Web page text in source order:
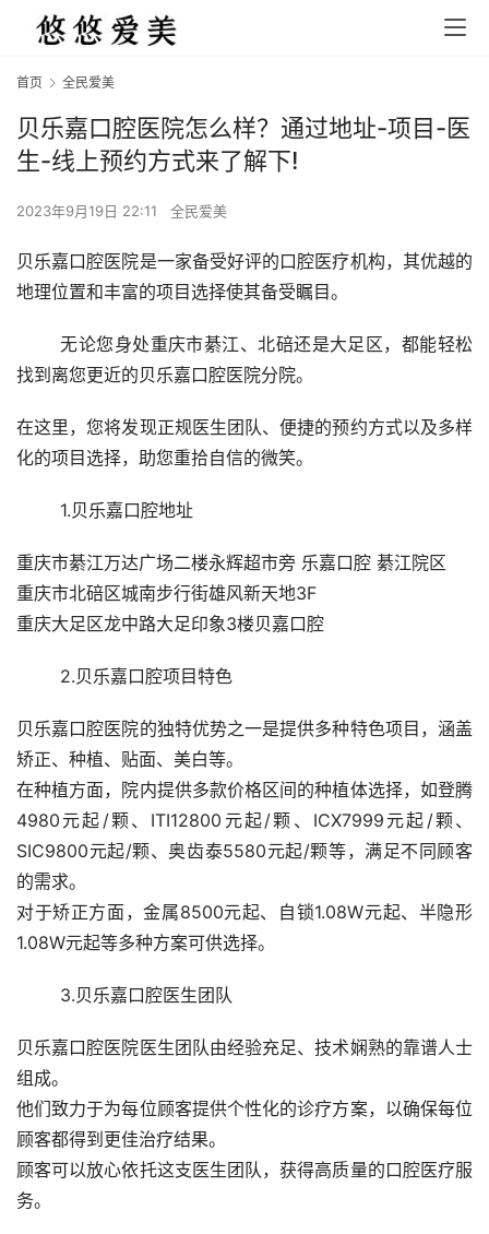
首页 全民爱美
贝乐嘉口腔医院怎么样？通过地址-项目-医
生-线上预约方式来了解下!
2023年9月19日 22:11 全民爱美
贝乐嘉口腔医院是一家备受好评的口腔医疗机构，其优越的
地理位置和丰富的项目选择使其备受瞩目。
	无论您身处重庆市綦江、北碚还是大足区，都能轻松
找到离您更近的贝乐嘉口腔医院分院。
在这里，您将发现正规医生团队、便捷的预约方式以及多样
化的项目选择，助您重拾自信的微笑。
	1.贝乐嘉口腔地址
重庆市綦江万达广场二楼永辉超市旁 乐嘉口腔 綦江院区
重庆市北碚区城南步行街雄风新天地3F
重庆大足区龙中路大足印象3楼贝嘉口腔
	2.贝乐嘉口腔项目特色
贝乐嘉口腔医院的独特优势之一是提供多种特色项目，涵盖
矫正、种植、贴面、美白等。
在种植方面，院内提供多款价格区间的种植体选择，如登腾
4980元起/颗、ITI12800元起/颗、ICX7999元起/颗、
SIC9800元起/颗、奥齿泰5580元起/颗等，满足不同顾客
的需求。
对于矫正方面，金属8500元起、自锁1.08W元起、半隐形
1.08W元起等多种方案可供选择。
	3.贝乐嘉口腔医生团队
贝乐嘉口腔医院医生团队由经验充足、技术娴熟的靠谱人士
组成。
他们致力于为每位顾客提供个性化的诊疗方案，以确保每位
顾客都得到更佳治疗结果。
顾客可以放心依托这支医生团队，获得高质量的口腔医疗服
务。